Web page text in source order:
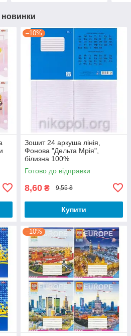
новинки
–10%
Зошит 24 аркуша лінія,
Фонова "Дельта Мрiя",
білизна 100%
Готово до відправки
8,60 ₴ 9,55 ₴
Купити
–10%